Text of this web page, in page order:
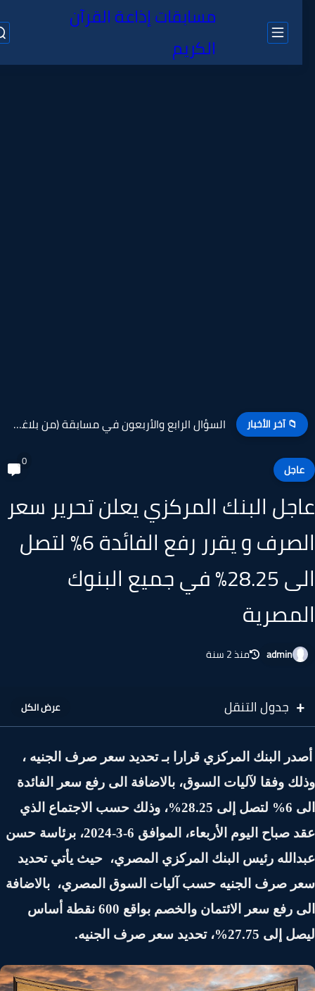
مسابقات إذاعة القرآن
الكريم
📁 آخر الأخبار السؤال الثالث والأربعون في مسابقة (من بلاغة الرسول ﷺ)
البنك المركزي يعلن تحرير سعر
الصرف و يقرر رفع الفائدة 6% لتصل
الى 28.25% في جميع البنوك
admin منذ 2 سنة
جدول التنقل
البنك المركزي قرارا بـ تحديد سعر صرف الجنيه ،
وفقا لآليات السوق، بالاضافة الى رفع سعر الفائدة
الى 6% لتصل إلى 28.25%، وذلك حسب الاجتماع الذي
عقد صباح اليوم الأربعاء، الموافق 6-3-2024، برئاسة حسن
رئيس البنك المركزي المصري، حيث يأتي تحديد
صرف الجنيه حسب آليات السوق المصري، بالاضافة
الى رفع سعر الائتمان والخصم بواقع 600 نقطة أساس
تحديد سعر صرف الجنيه.